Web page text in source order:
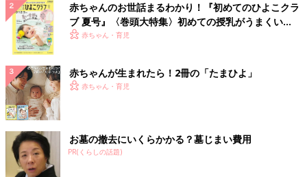
赤ちゃんのお世話まるわかり！『初めてのひよこクラ
ブ 夏号』〈巻頭大特集〉初めての授乳がうまくい
く！ おっぱい・ミルクの基本と夏のトラブル 解決テ
赤ちゃん・育児
赤ちゃんが生まれたら！2冊の「たまひよ」
赤ちゃん・育児
お墓の撤去にいくらかかる？墓じまい費用
PR(くらしの話題)